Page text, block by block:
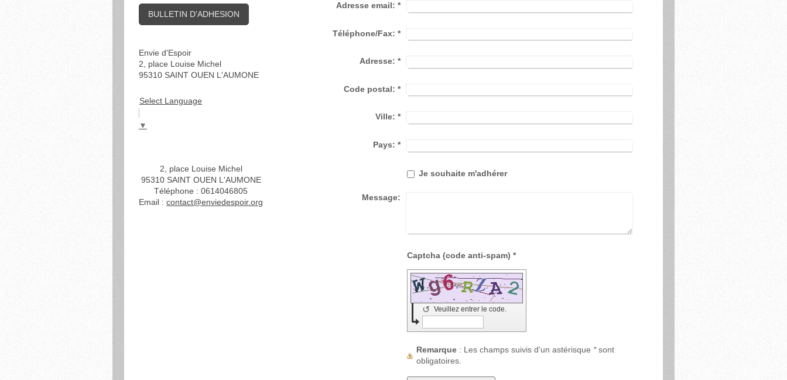
Adresse email: *
Téléphone/Fax: *
Adresse: *
Code postal: *
Ville: *
Pays: *
Je souhaite m'adhérer
Message:
Captcha (code anti-spam) *
Veuillez entrer le code.
↺
Remarque : Les champs suivis d'un astérisque *sont
obligatoires.
BULLETIN D'ADHESION
Envie d'Espoir
2, place Louise Michel
95310 SAINT OUEN L'AUMONE
Select Language
▼
2, place Louise Michel
95310 SAINT OUEN L'AUMONE
Téléphone : 0614046805
Email :contact@enviedespoir.org